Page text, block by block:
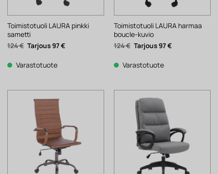
Toimistotuoli LAURA pinkki
sametti
124€ Alkuperäinen
hinta
124 €.
97€Nykyinen
Varastotuote
Toimistotuoli LAURA harmaa
boucle-kuvio
124€ Alkuperäinen
hinta
124 €.
97€Nykyinen
Varastotuote